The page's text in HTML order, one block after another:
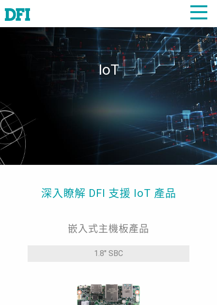
IoT
深入瞭解 DFI 支援 IoT 產品
嵌入式主機板產品
1.8" SBC